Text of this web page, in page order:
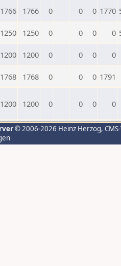
1766 1766 0 0 0 1770
1250 1250 0 0 0 0
1200 1200 0 0 0 0
1768 1768 0 0 0 1791
1200 1200 0 0 0 0
© 2006-2026 Heinz Herzog,